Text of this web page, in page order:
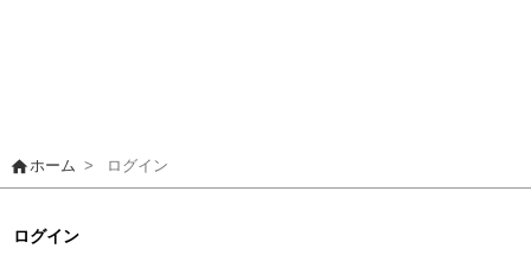
homeホーム > ログイン
ログイン